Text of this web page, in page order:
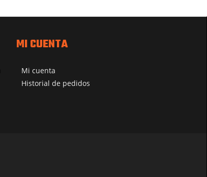
MI CUENTA
Mi cuenta
Historial de pedidos